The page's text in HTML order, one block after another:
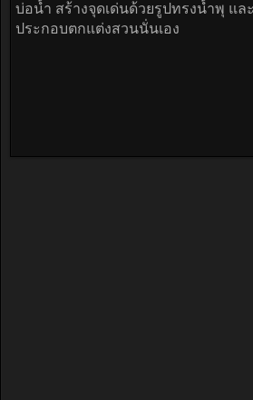
บ่อน้ำ สร้างจุดเด่นด้วยรูปทรงน้ำพุ แ
ประกอบตกแต่งสวนนั่นเอง